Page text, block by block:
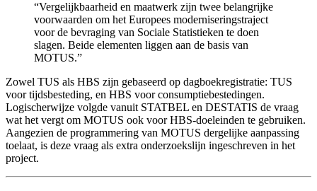
“Vergelijkbaarheid en maatwerk zijn twee belangrijke
voorwaarden om het Europees moderniseringstraject
voor de bevraging van Sociale Statistieken te doen
slagen. Beide elementen liggen aan de basis van
MOTUS.”
Zowel TUS als HBS zijn gebaseerd op dagboekregistratie: TUS
voor tijdsbesteding, en HBS voor consumptiebestedingen.
Logischerwijze volgde vanuit STATBEL en DESTATIS de vraag
wat het vergt om MOTUS ook voor HBS-doeleinden te gebruiken.
Aangezien de programmering van MOTUS dergelijke aanpassing
toelaat, is deze vraag als extra onderzoekslijn ingeschreven in het
project.